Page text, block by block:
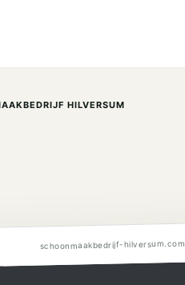
HILVERSUM
schoonmaakbedrijf-hilversum.com